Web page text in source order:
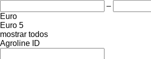
–
Euro
Euro 5
mostrar todos
Agroline ID